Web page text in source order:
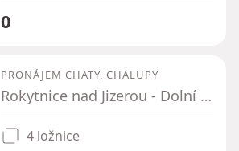
0
PRONÁJEM CHATY, CHALUPY
Rokytnice nad Jizerou - Dolní Rokytnice, Liberecký kraj
4 ložnice